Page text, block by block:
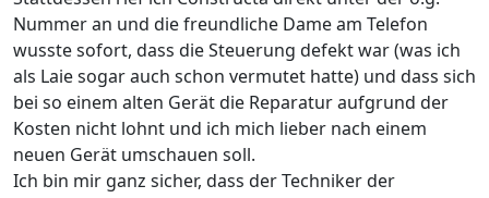
Nummer an und die freundliche Dame am Telefon
wusste sofort, dass die Steuerung defekt war (was ich
als Laie sogar auch schon vermutet hatte) und dass sich
bei so einem alten Gerät die Reparatur aufgrund der
Kosten nicht lohnt und ich mich lieber nach einem
neuen Gerät umschauen soll.
Ich bin mir ganz sicher, dass der Techniker der